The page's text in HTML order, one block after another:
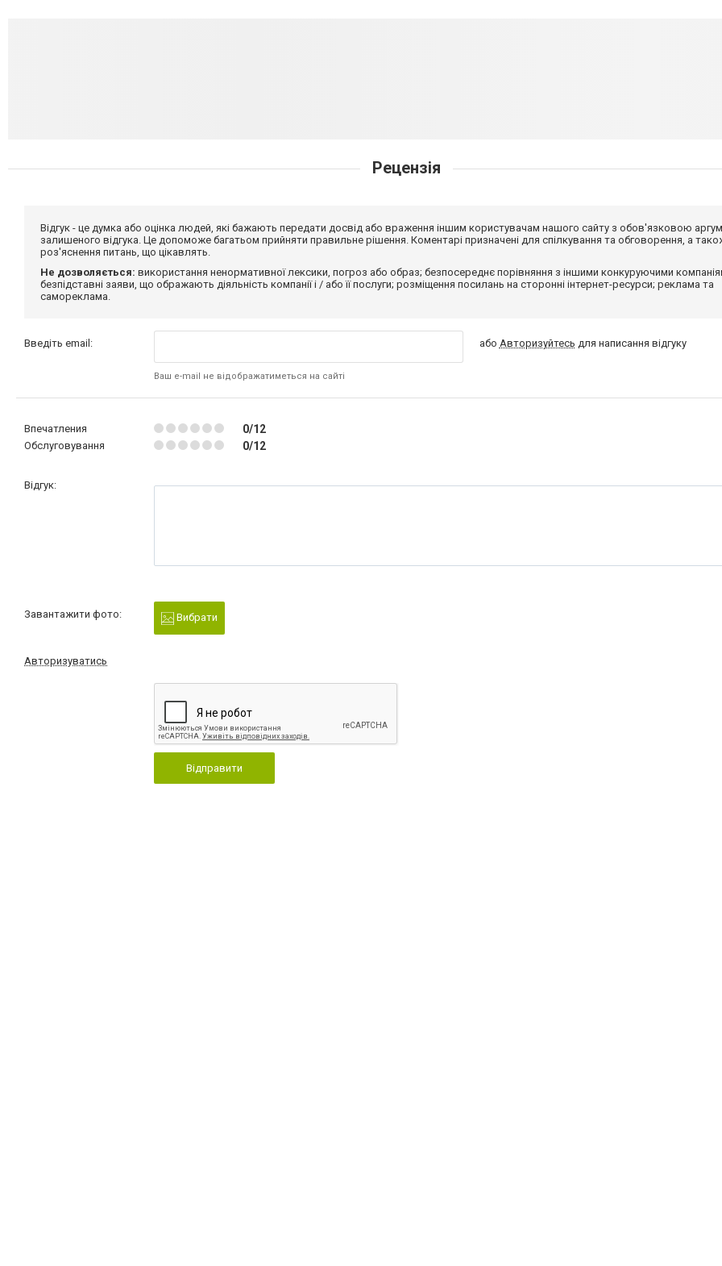
Рецензія
Відгук - це думка або оцінка людей, які бажають передати досвід або враження іншим користувачам нашого сайту з обов'язковою
залишеного відгука. Це допоможе багатьом прийняти правильне рішення. Коментарі призначені для спілкування та обговорення, а
роз'яснення питань, що цікавлять.
Не дозволяється: використання ненормативної лексики, погроз або образ; безпосереднє порівняння з іншими конкуруючими
безпідставні заяви, що ображають діяльність компанії і / або її послуги; розміщення посилань на сторонні інтернет-ресурси; реклама та
самореклама.
Введіть email:
Ваш e-mail не відображатиметься на сайті
або Авторизуйтесь для написання відгуку
Впечатления 0/12
Обслуговування 0/12
Відгук:
Завантажити фото: Вибрати
Авторизуватись
Відправити